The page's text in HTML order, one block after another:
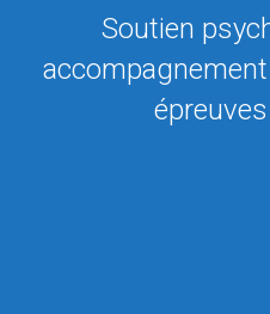
Soutien